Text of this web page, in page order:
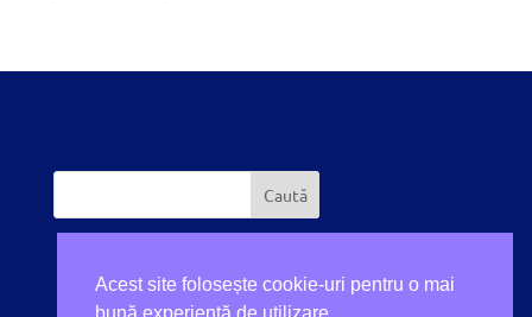
Acest site folosește cookie-uri pentru o mai
bună experiență de utilizare